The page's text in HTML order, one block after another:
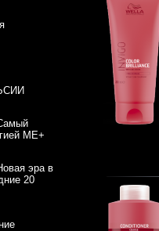
ME+
эра в
20